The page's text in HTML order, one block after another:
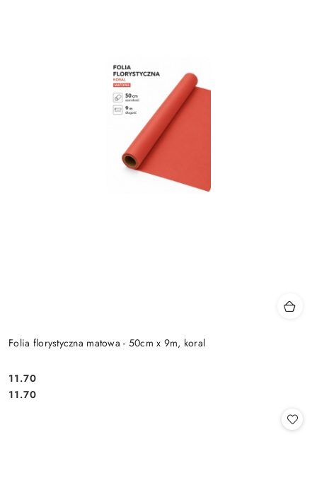
Folia florystyczna matowa - 50cm x 9m, koral
Cena:
11.70
Cena:
11.70